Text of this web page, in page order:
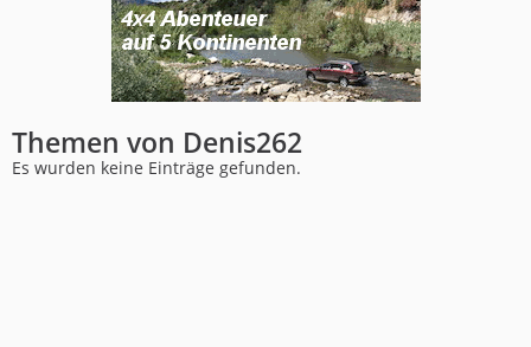
Themen von Denis262
Es wurden keine Einträge gefunden.